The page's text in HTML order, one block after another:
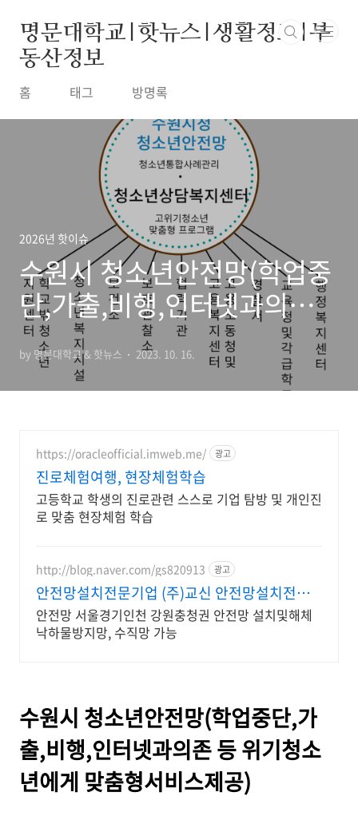
명문대학교|핫뉴스|생활정보|부
동산정보
홈 태그 방명록
2026년 핫이슈
수원시 청소년안전망(학업중
단,가출,비행,인터넷과의존
등 위기청소년에게 맞춤형서
비스제공)
by 명문대학교 & 핫뉴스 2023. 10. 16.
https://oracleofficial.imweb.me/ 광고
진로체험여행, 현장체험학습
고등학교 학생의 진로관련 스스로 기업 탐방 및 개인진
로 맞춤 현장체험 학습
http://blog.naver.com/gs820913 광고
안전망설치전문기업 (주)교신 안전망설치전문
기업 (주)교신
안전망 서울경기인천 강원충청권 안전망 설치및해체
낙하물방지망, 수직망 가능
수원시 청소년안전망(학업중단,가
출,비행,인터넷과의존 등 위기청소
년에게 맞춤형서비스제공)